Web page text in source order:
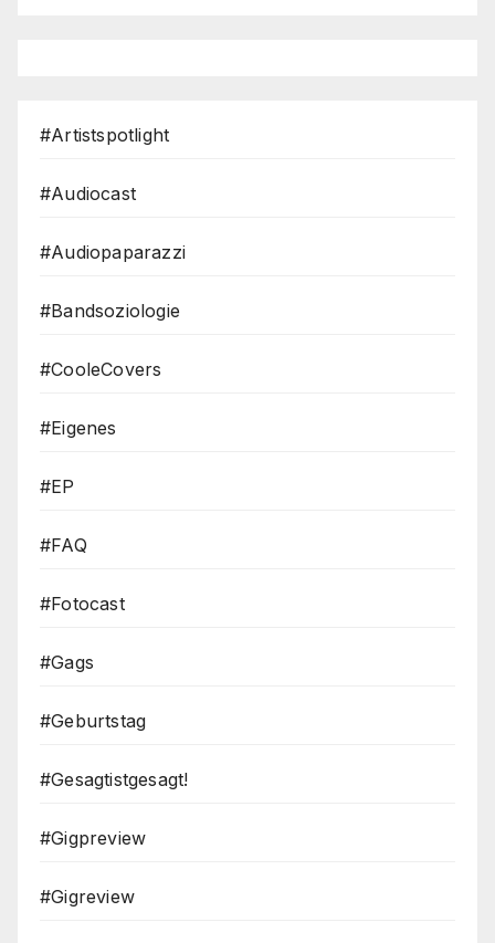
#Artistspotlight
#Audiocast
#Audiopaparazzi
#Bandsoziologie
#CooleCovers
#Eigenes
#EP
#FAQ
#Fotocast
#Gags
#Geburtstag
#Gesagtistgesagt!
#Gigpreview
#Gigreview